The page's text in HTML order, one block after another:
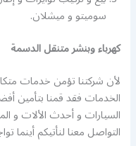
سوميتو و ميشلان.
كهرباء وبنشر متنقل الدسمة
لأن شركتنا تؤمن خدمات
الخدمات فقد قمنا بتأمين
السيارات و أحدث الألات و
التواصل معنا لنأتيكم أينما